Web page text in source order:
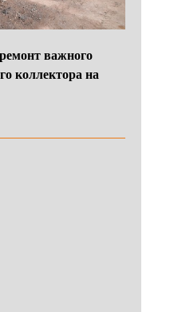
важного
коллектора на